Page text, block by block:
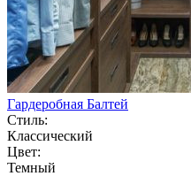
Гардеробная Балтей
Стиль:
Классический
Цвет:
Темный